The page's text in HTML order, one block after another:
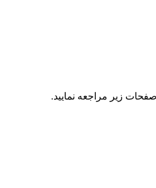
زیر مراجعه نمایید.